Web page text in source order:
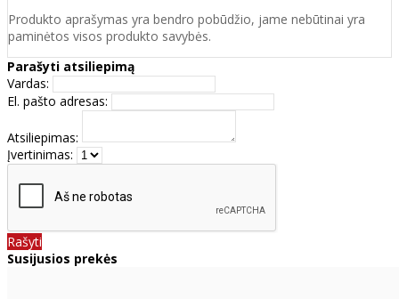
Produkto aprašymas yra bendro pobūdžio, jame nebūtinai yra
paminėtos visos produkto savybės.
Parašyti atsiliepimą
Vardas:
El. pašto adresas:
Atsiliepimas:
Įvertinimas:
Rašyti
Susijusios prekės